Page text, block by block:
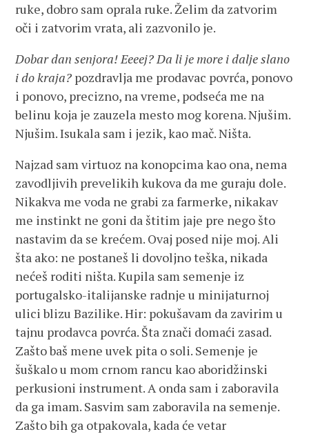
ruke, dobro sam oprala ruke. Želim da zatvorim
oči i zatvorim vrata, ali zazvonilo je.
Dobar dan senjora! Eeeej? Da li je more i dalje slano
i do kraja? pozdravlja me prodavac povrća, ponovo
i ponovo, precizno, na vreme, podseća me na
belinu koja je zauzela mesto mog korena. Njušim.
Njušim. Isukala sam i jezik, kao mač. Ništa.
Najzad sam virtuoz na konopcima kao ona, nema
zavodljivih prevelikih kukova da me guraju dole.
Nikakva me voda ne grabi za farmerke, nikakav
me instinkt ne goni da štitim jaje pre nego što
nastavim da se krećem. Ovaj posed nije moj. Ali
šta ako: ne postaneš li dovoljno teška, nikada
nećeš roditi ništa. Kupila sam semenje iz
portugalsko-italijanske radnje u minijaturnoj
ulici blizu Bazilike. Hir: pokušavam da zavirim u
tajnu prodavca povrća. Šta znači domaći zasad.
Zašto baš mene uvek pita o soli. Semenje je
šuškalo u mom crnom rancu kao aboridžinski
perkusioni instrument. A onda sam i zaboravila
da ga imam. Sasvim sam zaboravila na semenje.
Zašto bih ga otpakovala, kada će vetar